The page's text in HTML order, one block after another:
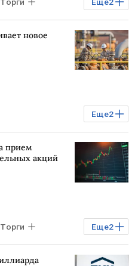
новое
Еще2
Aramco
прием
акций
Еще2
Торги